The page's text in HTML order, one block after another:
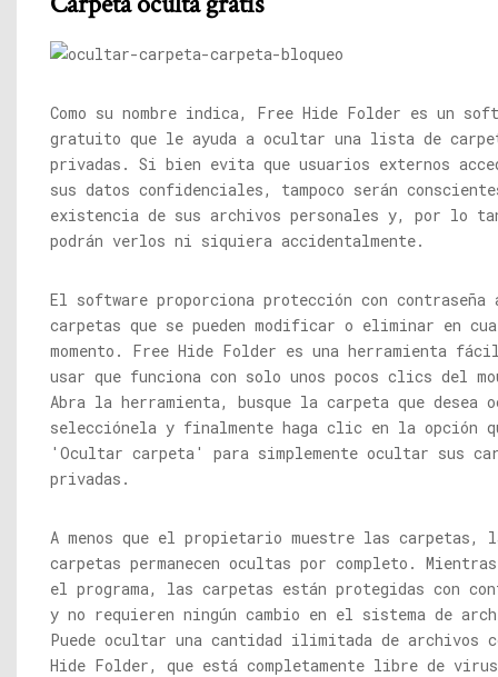
Como su nombre indica, Free Hide Folder es un
gratuito que le ayuda a ocultar una lista de
privadas. Si bien evita que usuarios externos
sus datos confidenciales, tampoco serán
existencia de sus archivos personales y, por lo
podrán verlos ni siquiera accidentalmente.
El software proporciona protección con contraseña
carpetas que se pueden modificar o eliminar en
momento. Free Hide Folder es una herramienta
usar que funciona con solo unos pocos clics del
Abra la herramienta, busque la carpeta que desea
selecciónela y finalmente haga clic en la opción
'Ocultar carpeta' para simplemente ocultar sus
privadas.
A menos que el propietario muestre las carpetas,
carpetas permanecen ocultas por completo.
el programa, las carpetas están protegidas con
y no requieren ningún cambio en el sistema de
Puede ocultar una cantidad ilimitada de archivos
Hide Folder, que está completamente libre de